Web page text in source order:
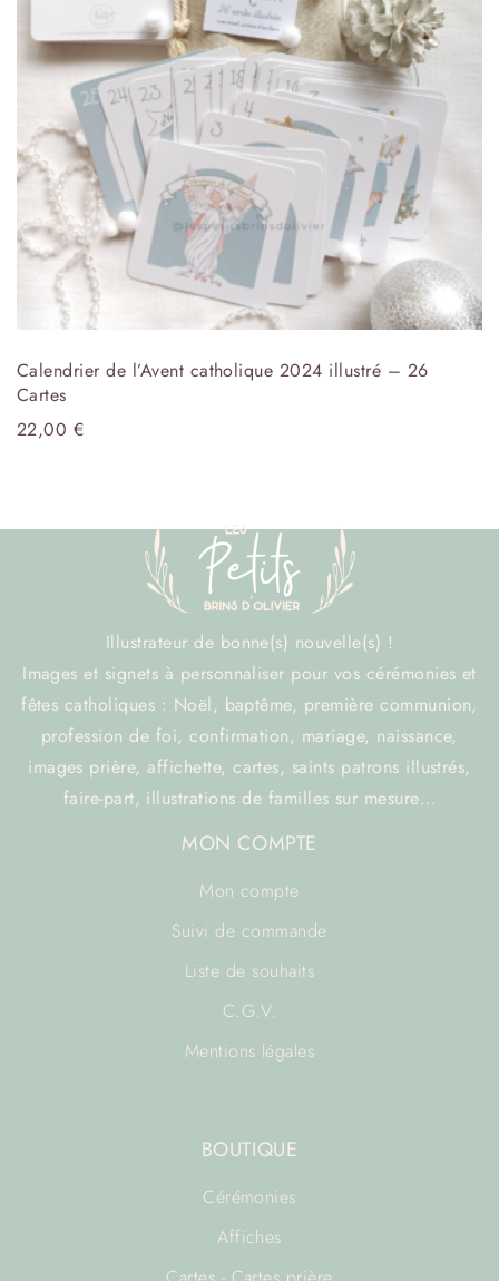
Calendrier de l’Avent catholique 2024 illustré – 26
Cartes
22,00 €
Illustrateur de bonne(s) nouvelle(s) !
Images et signets à personnaliser pour vos cérémonies et
fêtes catholiques : Noël, baptême, première communion,
profession de foi, confirmation, mariage, naissance,
images prière, affichette, cartes, saints patrons illustrés,
faire-part, illustrations de familles sur mesure…
MON COMPTE
Mon compte
Suivi de commande
Liste de souhaits
C.G.V.
Mentions légales
BOUTIQUE
Cérémonies
Affiches